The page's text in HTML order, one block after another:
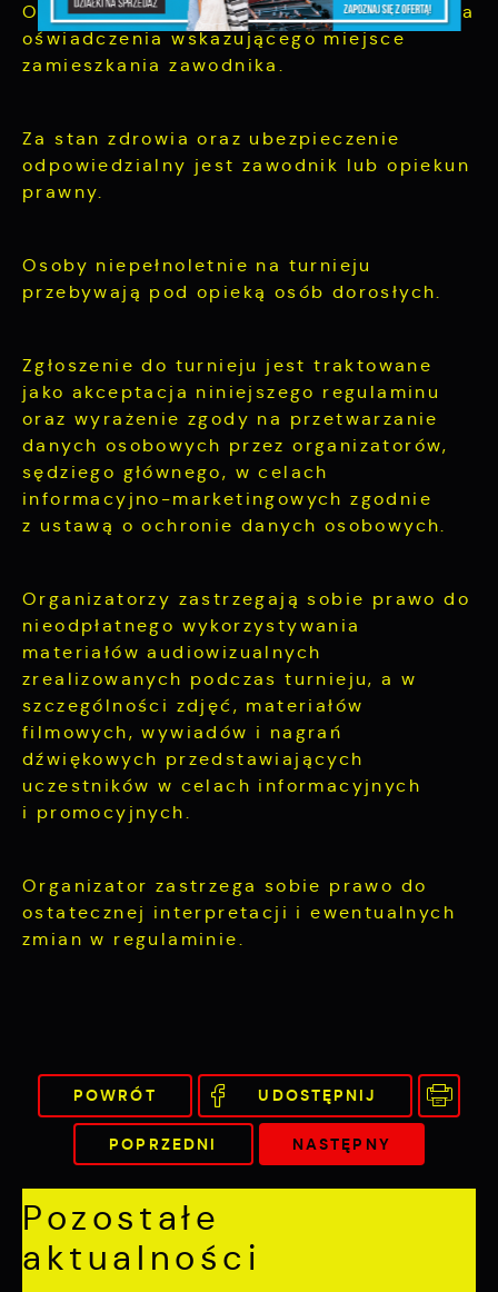
Organizator ma prawo zażądać podpisania
oświadczenia wskazującego miejsce
zamieszkania zawodnika.
Za stan zdrowia oraz ubezpieczenie
odpowiedzialny jest zawodnik lub opiekun
prawny.
Osoby niepełnoletnie na turnieju
przebywają pod opieką osób dorosłych.
Zgłoszenie do turnieju jest traktowane
jako akceptacja niniejszego regulaminu
oraz wyrażenie zgody na przetwarzanie
danych osobowych przez organizatorów,
sędziego głównego, w celach
informacyjno-marketingowych zgodnie
z ustawą o ochronie danych osobowych.
Organizatorzy zastrzegają sobie prawo do
nieodpłatnego wykorzystywania
materiałów audiowizualnych
zrealizowanych podczas turnieju, a w
szczególności zdjęć, materiałów
filmowych, wywiadów i nagrań
dźwiękowych przedstawiających
uczestników w celach informacyjnych
i promocyjnych.
Organizator zastrzega sobie prawo do
ostatecznej interpretacji i ewentualnych
zmian w regulaminie.
POWRÓT UDOSTĘPNIJ
POPRZEDNI NASTĘPNY
Pozostałe
aktualności